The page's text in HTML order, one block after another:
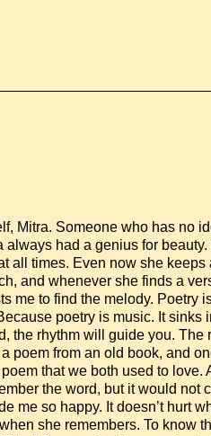
Mitra. Someone who has no
always had a genius for
all times. Even now she keeps
and whenever she finds a
me to find the melody. Poetry
poetry is music. It sinks
the rhythm will guide you.
poem from an old book, and
that we both used to love.
the word, but it would not
me so happy. It doesn’t hurt
she remembers. To know